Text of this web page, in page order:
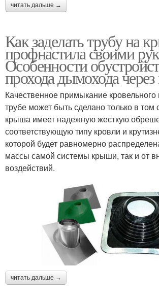
читать дальше →
Как заделать трубу на
профнастила своими
Особенности
прохода дымохода
Качественное примыкание
трубе может быть сделано только в том
крыша имеет надежную жесткую
соответствующую типу кровли и
которой будет равномерно
массы самой системы крыши, так и от
воздействий.
читать дальше →